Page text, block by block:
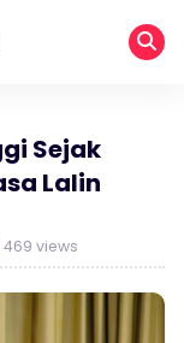
Sejak
Lalin
469 views